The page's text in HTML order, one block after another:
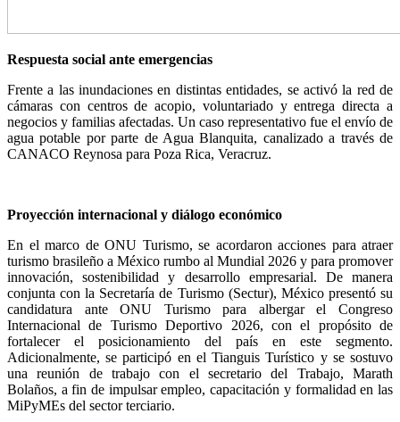
Respuesta social ante emergencias
Frente a las inundaciones en distintas entidades, se activó la red de
cámaras con centros de acopio, voluntariado y entrega directa a
negocios y familias afectadas. Un caso representativo fue el envío de
agua potable por parte de Agua Blanquita, canalizado a través de
CANACO Reynosa para Poza Rica, Veracruz.
Proyección internacional y diálogo económico
En el marco de ONU Turismo, se acordaron acciones para atraer
turismo brasileño a México rumbo al Mundial 2026 y para promover
innovación, sostenibilidad y desarrollo empresarial. De manera
conjunta con la Secretaría de Turismo (Sectur), México presentó su
candidatura ante ONU Turismo para albergar el Congreso
Internacional de Turismo Deportivo 2026, con el propósito de
fortalecer el posicionamiento del país en este segmento.
Adicionalmente, se participó en el Tianguis Turístico y se sostuvo
una reunión de trabajo con el secretario del Trabajo, Marath
Bolaños, a fin de impulsar empleo, capacitación y formalidad en las
MiPyMEs del sector terciario.